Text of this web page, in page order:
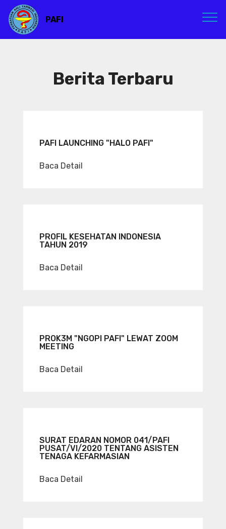
PAFI
Berita Terbaru
PAFI LAUNCHING "HALO PAFI"
Baca Detail
PROFIL KESEHATAN INDONESIA
TAHUN 2019
Baca Detail
PROK3M "NGOPI PAFI" LEWAT ZOOM
MEETING
Baca Detail
SURAT EDARAN NOMOR 041/PAFI
PUSAT/VI/2020 TENTANG ASISTEN
TENAGA KEFARMASIAN
Baca Detail